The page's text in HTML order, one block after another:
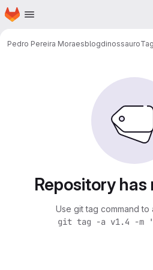
Skip to main content
Homepage
Pedro Pereira Moraesblogdinossauro
Repository
Use git tag command to
git tag -a v1.4 -m